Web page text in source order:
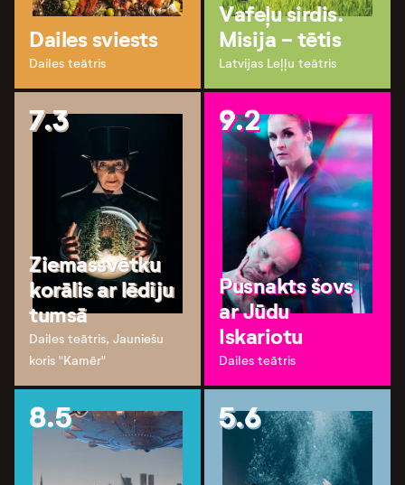
Dailes sviests
Dailes teātris
Vafeļu sirdis.
Misija - tētis
Latvijas Leļļu teātris
7.3
Ziemassvētku
korālis ar lēdiju
tumsā
Dailes teātris, Jauniešu
koris "Kamēr"
9.2
Pusnakts šovs
ar Jūdu
Iskariotu
Dailes teātris
8.5 5.6